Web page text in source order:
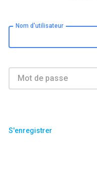
Nom d'utilisateur
Mot de passe
S'enregistrer